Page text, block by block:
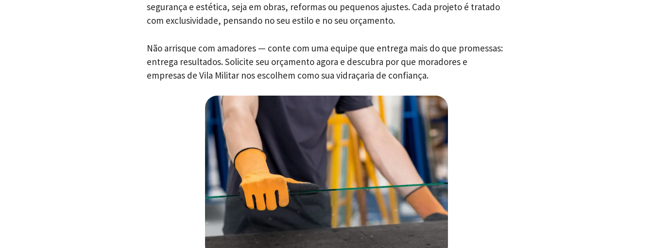
segurança e estética, seja em obras, reformas ou pequenos ajustes. Cada projeto é tratado
com exclusividade, pensando no seu estilo e no seu orçamento.
Não arrisque com amadores — conte com uma equipe que entrega mais do que promessas:
entrega resultados. Solicite seu orçamento agora e descubra por que moradores e
empresas de Vila Militar nos escolhem como sua vidraçaria de confiança.